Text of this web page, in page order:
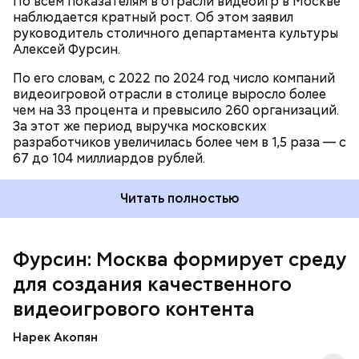
наблюдается кратный рост. Об этом заявил
руководитель столичного департамента культуры
Алексей Фурсин.
По его словам, с 2022 по 2024 год число компаний
видеоигровой отрасли в столице выросло более
чем на 33 процента и превысило 260 организаций.
За этот же период выручка московских
разработчиков увеличилась более чем в 1,5 раза — с
67 до 104 миллиардов рублей.
Читать полностью
Фурсин: Москва формирует среду
для создания качественного
видеоигрового контента
Нарек Акопян
Глава департамента также подчеркнул, что кластер
стал центром притяжения для поклонников
видеоигр. Он отметил, что проект «Киберсубботы»
уже посетили более 20 тысяч человек, а российские
мифологии вызывают интерес у аудитории стран
Азии, передаетРИА Новости